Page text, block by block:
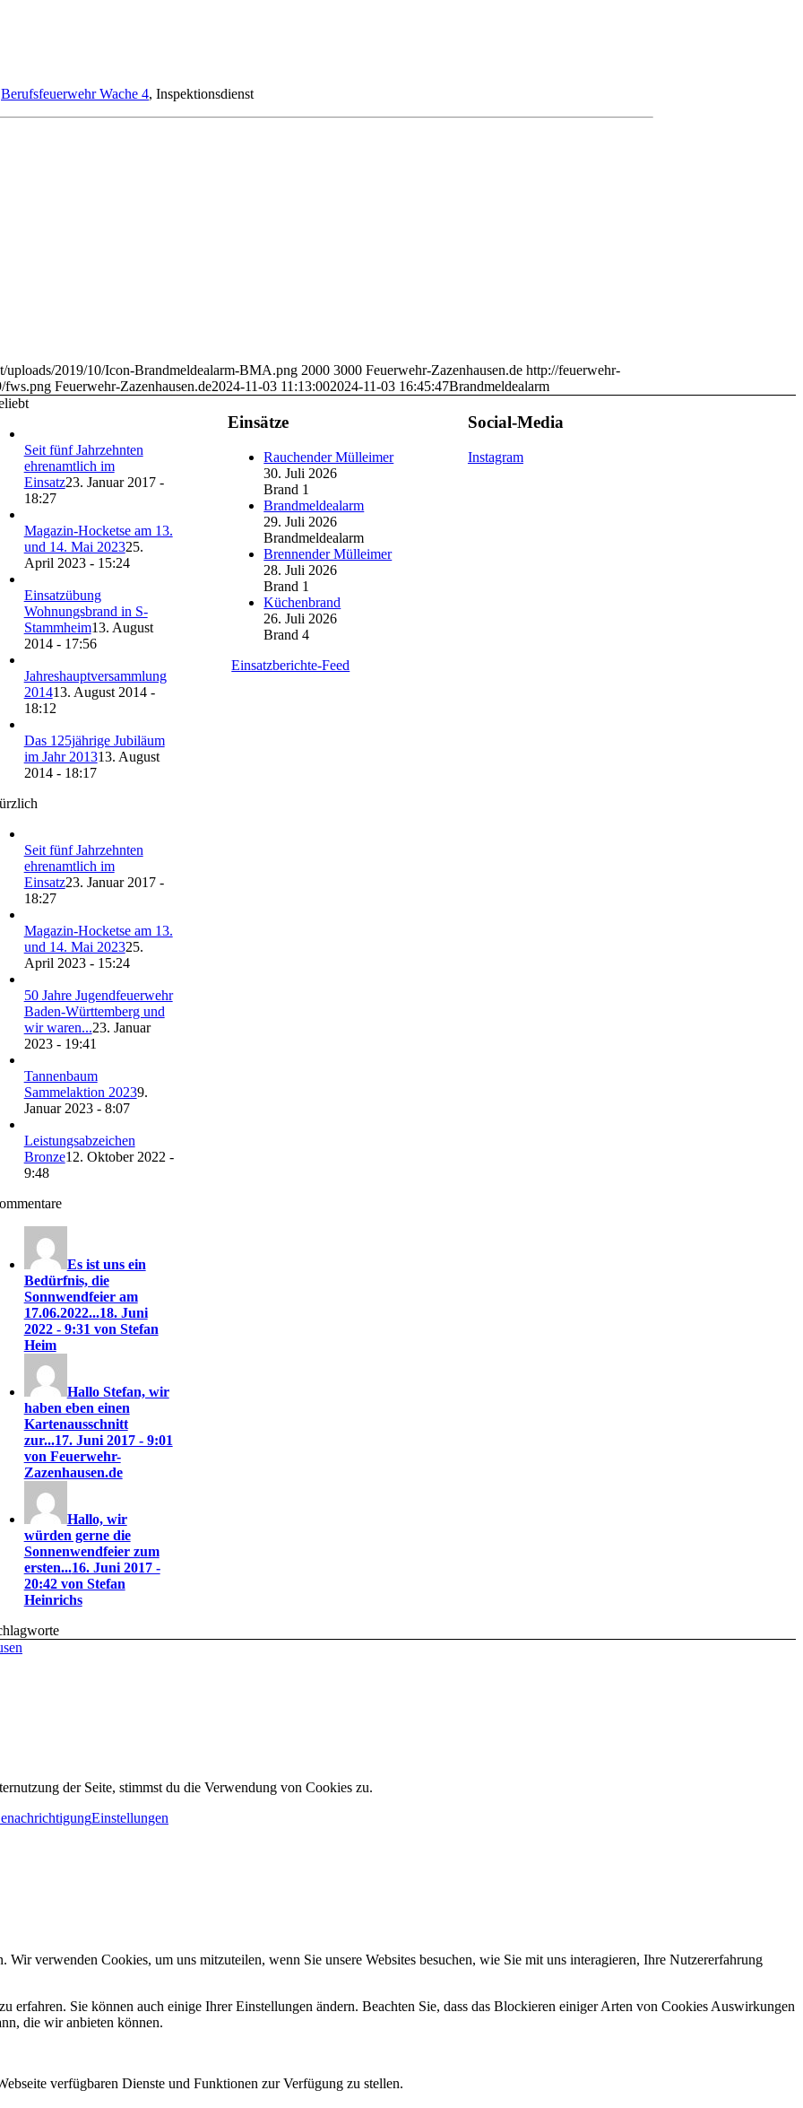
Berufsfeuerwehr Wache 4, Inspektionsdienst
uploads/2019/10/Icon-Brandmeldealarm-BMA.png 2000 3000 Feuerwehr-Zazenhausen.de http://feuerwehr-
fws.png Feuerwehr-Zazenhausen.de2024-11-03 11:13:002024-11-03 16:45:47Brandmeldealarm
Seit fünf Jahrzehnten
ehrenamtlich im
Einsatz23. Januar 2017 -
18:27
Magazin-Hocketse am 13.
und 14. Mai 202325.
April 2023 - 15:24
Einsatzübung
Wohnungsbrand in S-
Stammheim13. August
2014 - 17:56
Jahreshauptversammlung
201413. August 2014 -
18:12
Das 125jährige Jubiläum
im Jahr 201313. August
2014 - 18:17
Seit fünf Jahrzehnten
ehrenamtlich im
Einsatz23. Januar 2017 -
18:27
Magazin-Hocketse am 13.
und 14. Mai 202325.
April 2023 - 15:24
50 Jahre Jugendfeuerwehr
Baden-Württemberg und
wir waren...23. Januar
2023 - 19:41
Tannenbaum
Sammelaktion 20239.
Januar 2023 - 8:07
Leistungsabzeichen
Bronze12. Oktober 2022 -
9:48
Es ist uns ein
Bedürfnis, die
Sonnwendfeier am
17.06.2022...18. Juni
2022 - 9:31 von Stefan
Heim
Hallo Stefan, wir
haben eben einen
Kartenausschnitt
zur...17. Juni 2017 - 9:01
von Feuerwehr-
Zazenhausen.de
Hallo, wir
würden gerne die
Sonnenwendfeier zum
ersten...16. Juni 2017 -
20:42 von Stefan
Heinrichs
Einsätze
Rauchender Mülleimer
30. Juli 2026
Brand 1
Brandmeldealarm
29. Juli 2026
Brandmeldealarm
Brennender Mülleimer
28. Juli 2026
Brand 1
Küchenbrand
26. Juli 2026
Brand 4
Einsatzberichte-Feed
Social-Media
Instagram
der Seite, stimmst du die Verwendung von Cookies zu.
Einstellungen
verwenden Cookies, um uns mitzuteilen, wenn Sie unsere Websites besuchen, wie Sie mit uns interagieren, Ihre Nutzererfahrung
erfahren. Sie können auch einige Ihrer Einstellungen ändern. Beachten Sie, dass das Blockieren einiger Arten von Cookies Auswirkungen
die wir anbieten können.
verfügbaren Dienste und Funktionen zur Verfügung zu stellen.